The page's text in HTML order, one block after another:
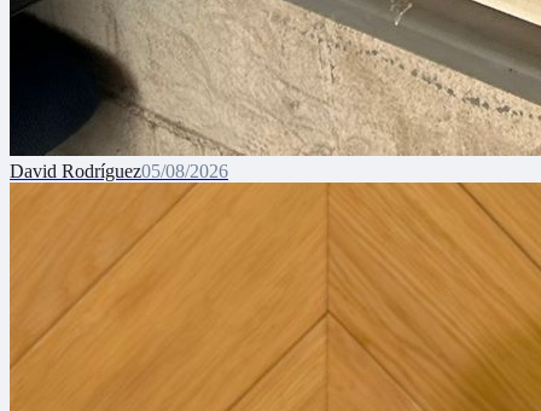
David Rodríguez05/08/2026